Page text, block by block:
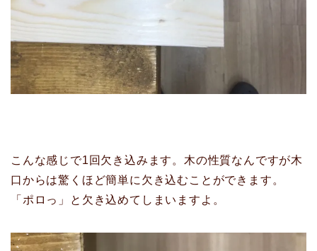
こんな感じで1回欠き込みます。木の性質なんですが木
口からは驚くほど簡単に欠き込むことができます。
「ポロっ」と欠き込めてしまいますよ。